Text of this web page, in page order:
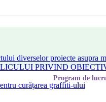
diverselor proiecte asupra
PRIVIND
curățarea graffiti-ului
Program de